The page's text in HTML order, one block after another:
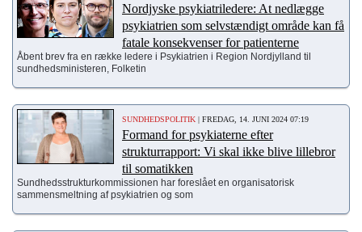
Nordjyske psykiatriledere: At nedlægge
psykiatrien som selvstændigt område kan få
fatale konsekvenser for patienterne
Åbent brev fra en række ledere i Psykiatrien i Region Nordjylland til
sundhedsministeren, Folketin
SUNDHEDSPOLITIK | FREDAG, 14. JUNI 2024 07:19
Formand for psykiaterne efter
strukturrapport: Vi skal ikke blive lillebror
til somatikken
Sundhedsstrukturkommissionen har foreslået en organisatorisk
sammensmeltning af psykiatrien og som